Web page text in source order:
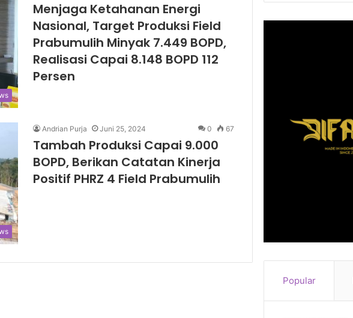
Menjaga Ketahanan Energi
Nasional, Target Produksi Field
Prabumulih Minyak 7.449 BOPD,
Realisasi Capai 8.148 BOPD 112
Persen
Andrian Purja Juni 25, 2024 0 67
Tambah Produksi Capai 9.000
BOPD, Berikan Catatan Kinerja
Positif PHRZ 4 Field Prabumulih
Popular